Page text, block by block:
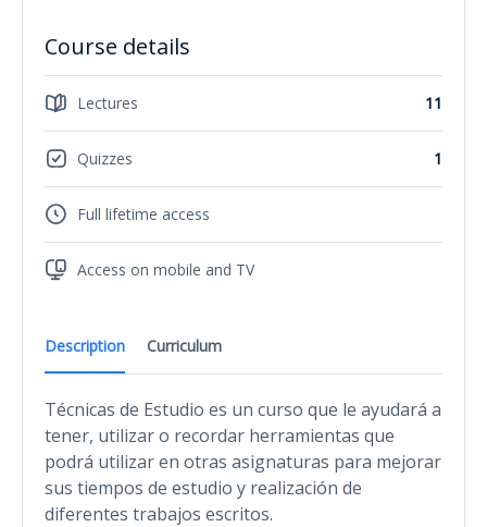
Description Curriculum
Técnicas de Estudio es un curso que le ayudará a
tener, utilizar o recordar herramientas que
podrá utilizar en otras asignaturas para mejorar
sus tiempos de estudio y realización de
diferentes trabajos escritos.
Course details
Lectures 11
Quizzes 1
Full lifetime access
Access on mobile and TV